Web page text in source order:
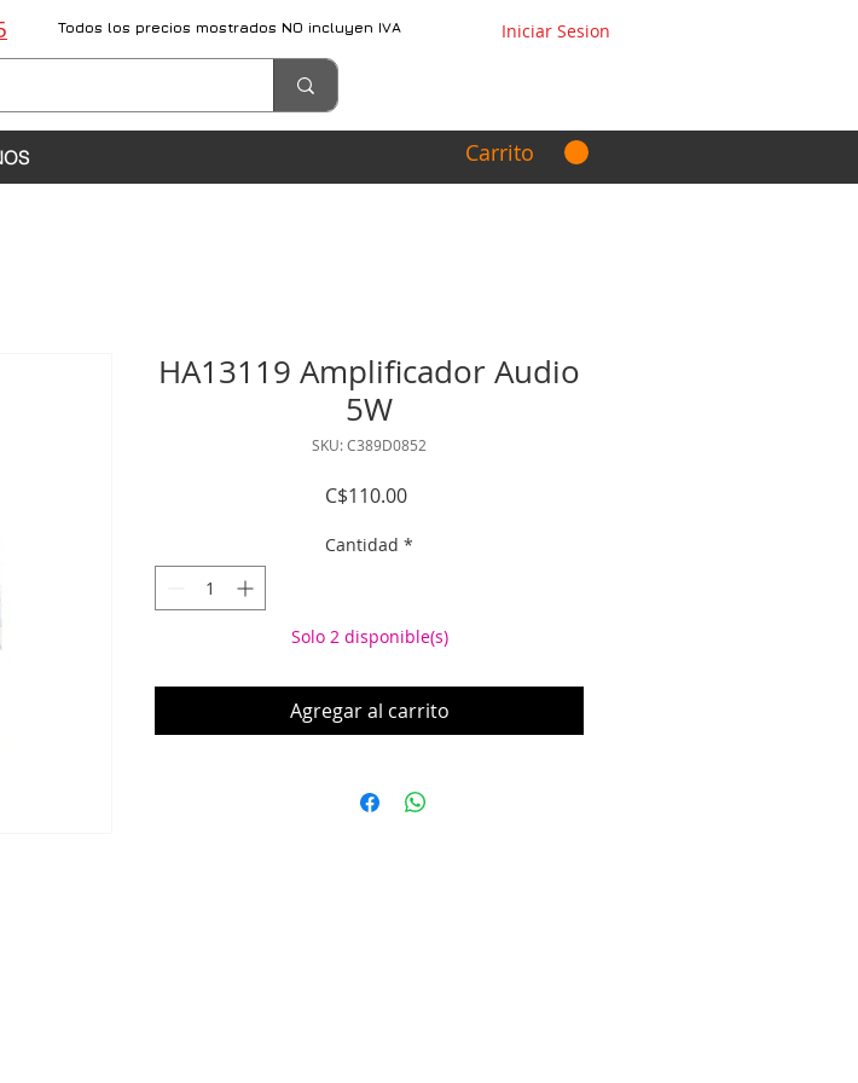
Todos los precios mostrados NO incluyen IVA Iniciar Sesion
Carrito
HA13119 Amplificador Audio
5W
SKU: C389D0852
C$110.00Precio
Cantidad *
Solo 2 disponible(s)
Agregar al carrito